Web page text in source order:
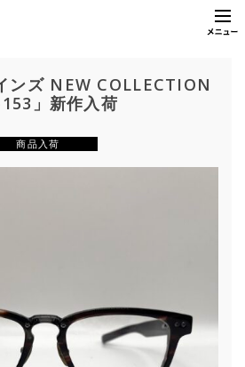
ンズ NEW COLLECTION
」新作入荷
商品入荷